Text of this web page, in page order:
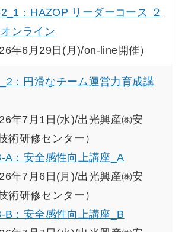
：HAZOP リーダーコース ２
ンライン
年6月29日(月)/on-line開催）
：円滑なチーム運営力育成講
年7月1日(水)/出光興産㈱安
術研修センター）
A：安全感性向上講座_A
年7月6日(月)/出光興産㈱安
術研修センター）
B：安全感性向上講座_B